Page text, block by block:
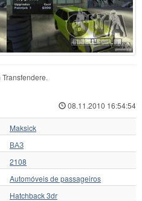
08.11.2010 16:54:54
Maksick
ВАЗ
2108
Automóveis de passageiros
Hatchback 3dr